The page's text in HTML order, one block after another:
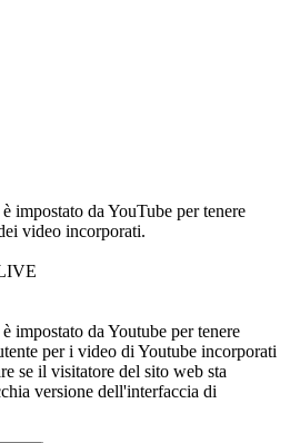
impostato da YouTube per tenere
video incorporati.
impostato da Youtube per tenere
per i video di Youtube incorporati
se il visitatore del sito web sta
versione dell'interfaccia di